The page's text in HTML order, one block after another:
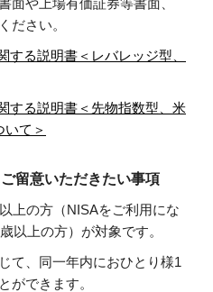
ださい。
する説明書＜レバレッジ型、
する説明書＜先物指数型、米
て＞
留意いただきたい事項
上の方（NISAをご利用にな
以上の方）が対象です。
て、同一年内におひとり様1
ができます。